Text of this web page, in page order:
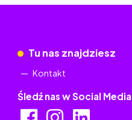
Tu nas znajdziesz
Kontakt
Śledź nas w Social Media